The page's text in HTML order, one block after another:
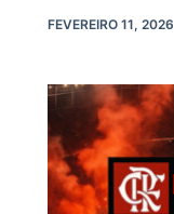
FEVEREIRO 11, 2026